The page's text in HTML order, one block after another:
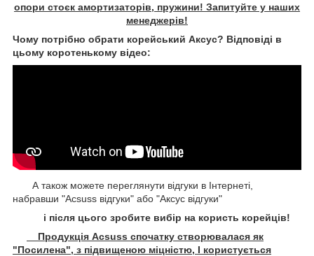
опори стоєк амортизаторів, пружини! Запитуйте у наших
менеджерів!
Чому потрібно обрати корейський Аксус? Відповіді в
цьому коротенькому відео:
А також можете переглянути відгуки в Інтернеті,
набравши "Acsuss відгуки" або "Аксус відгуки"
і після цього зробите вибір на користь корейців!
Продукція Acsuss спочатку створювалася як
"Посилена", з підвищеною міцністю, І користується